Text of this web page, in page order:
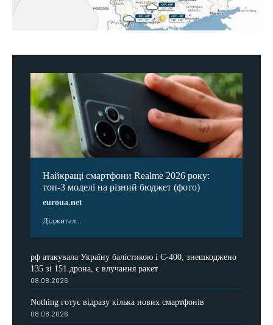
Найкращі смартфони Realme 2026 року:
топ-3 моделі на різний бюджет (фото)
euroua.net
Діджитал ...
рф атакувала Україну балістикою і С-400, знешкоджено
135 зі 151 дрона, є влучання ракет
08.08.2026
Nothing готує відразу кілька нових смартфонів
08.08.2026